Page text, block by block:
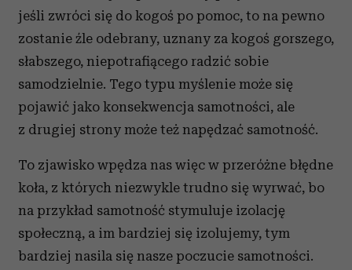
jeśli zwróci się do kogoś po pomoc, to na pewno
zostanie źle odebrany, uznany za kogoś gorszego,
słabszego, niepotrafiącego radzić sobie
samodzielnie. Tego typu myślenie może się
pojawić jako konsekwencja samotności, ale
z drugiej strony może też napędzać samotność.
To zjawisko wpędza nas więc w przeróżne błędne
koła, z których niezwykle trudno się wyrwać, bo
na przykład samotność stymuluje izolację
społeczną, a im bardziej się izolujemy, tym
bardziej nasila się nasze poczucie samotności.